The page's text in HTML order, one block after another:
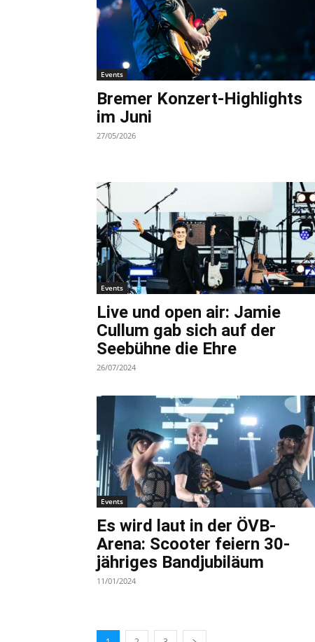
Events
Bremer Konzert-Highlights
im Juni
27/05/2026
Events
Live und open air: Jamie
Cullum gab sich auf der
Seebühne die Ehre
26/07/2024
Events
Es wird laut in der ÖVB-
Arena: Scooter feiern 30-
jähriges Bandjubiläum
11/01/2024